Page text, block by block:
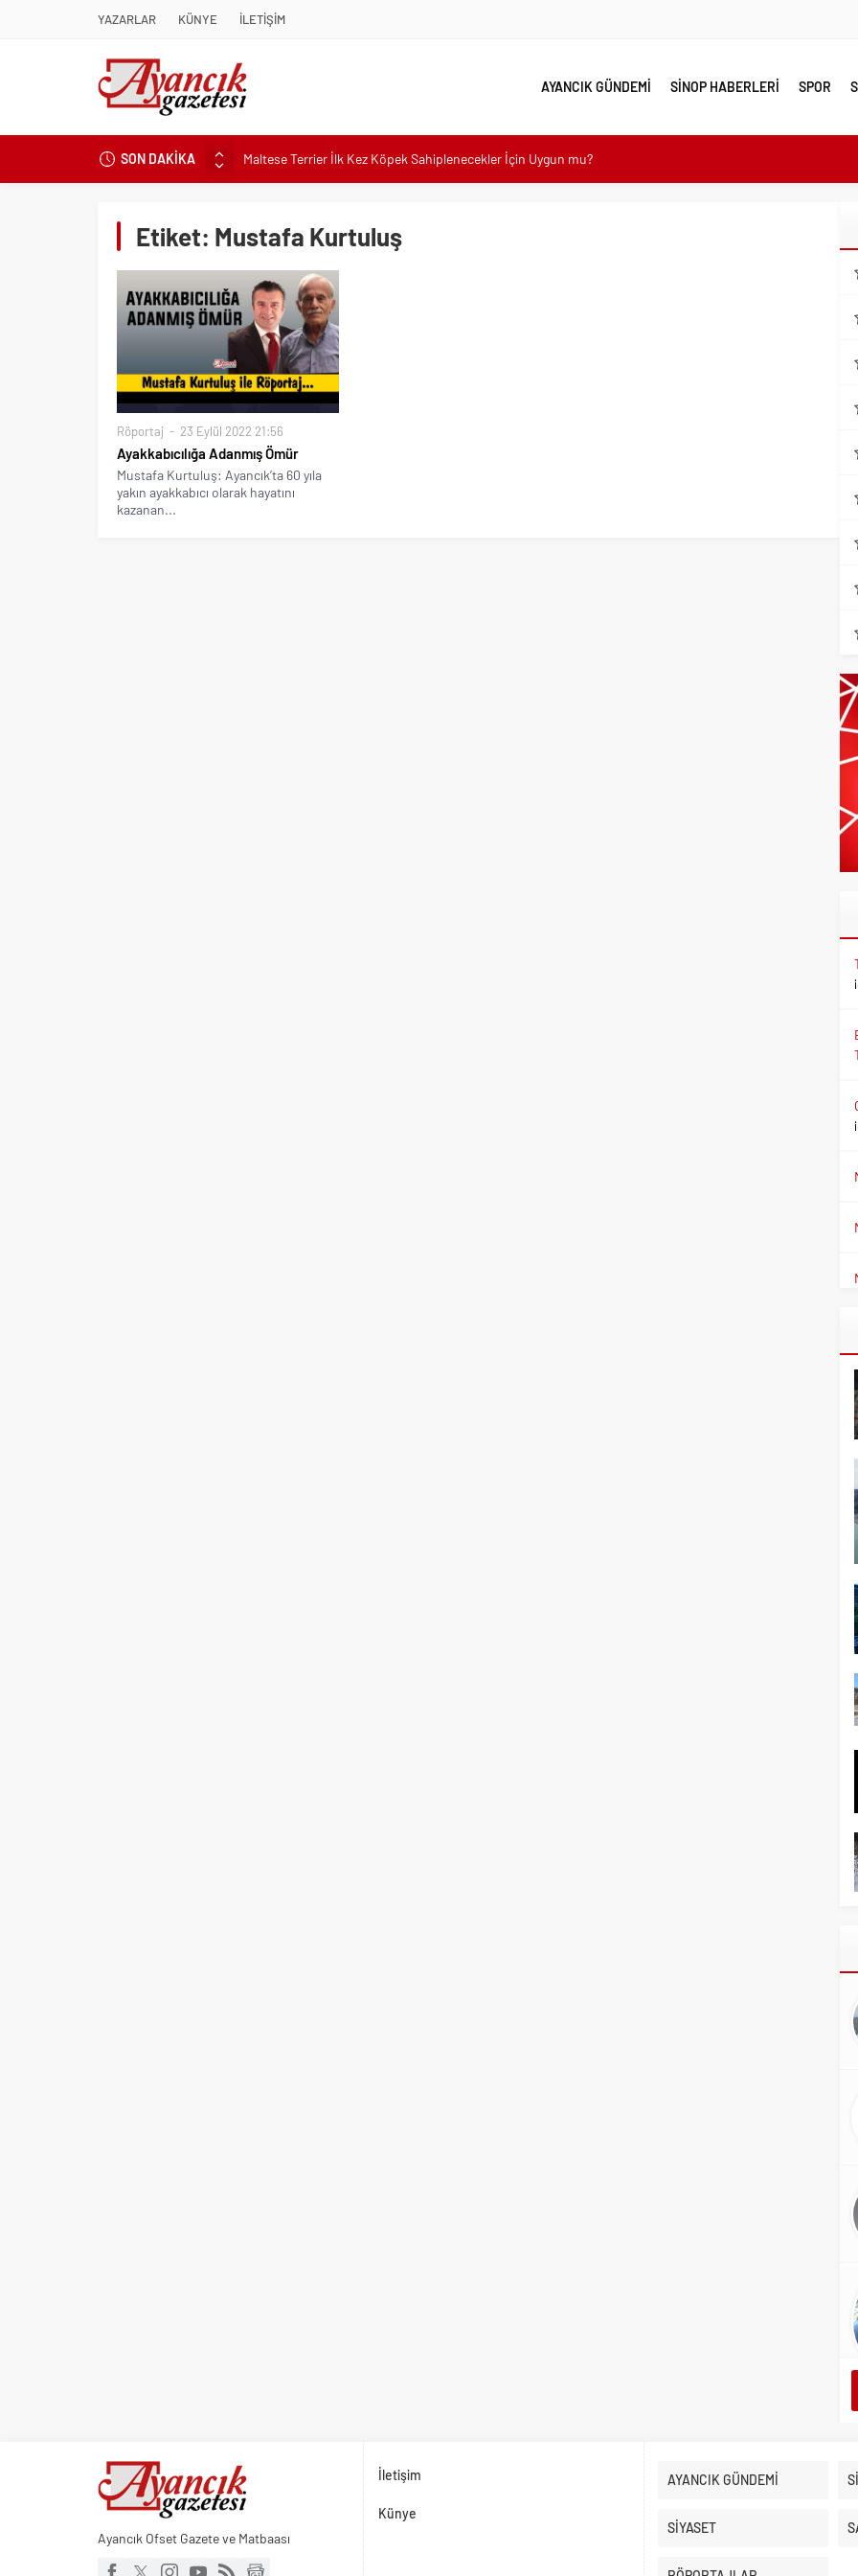
YAZARLAR KÜNYE İLETİŞİM
AYANCIK GÜNDEMİ SİNOP HABERLERİ SPOR
SON DAKİKA
Maltese Terrier İlk Kez Köpek Sahiplenecekler İçin Uygun mu?
Kapadokya Tatilinde Ne Giyilir?
Didim Belediyesi’nden Kent Genelinde Yol Bakım ve Onarım Çalışması
Hastalıktan Ari İşletmelerde Yeni Model Ele Alındı
Kaykay Şampiyonasının Kalbi Osmangazi’de Attı
Didim Belediyesi Üretiyor, Didim Güzelleşiyor
Üsküdar’da Açık Hava Sinema Günleri Nostalji Dolu Klasiklerle Devam Ediyor
Pnömatik Valf Sistemlerinde Verimli Kullanım İpuçları
Sinop’ta Denize Girilecek 3 Mükemmel Yer
Etiket: Mustafa Kurtuluş
Röportaj 23 Eylül 2022 21:56
Ayakkabıcılığa Adanmış Ömür
Mustafa Kurtuluş: Ayancık’ta 60 yıla
yakın ayakkabıcı olarak hayatını
kazanan...
Ayancık Ofset Gazete ve Matbaası
İletişim
Künye
AYANCIK GÜNDEMİ
SİYASET